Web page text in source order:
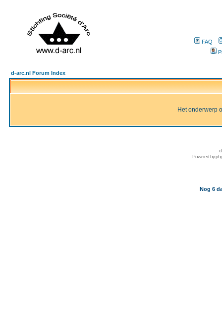
FAQ
d-arc.nl Forum Index
Het onderwerp
Powered by
Nog 6